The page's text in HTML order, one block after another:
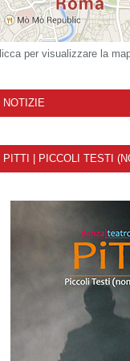
per visualizzare la
NOTIZIE
PITTI | PICCOLI TESTI